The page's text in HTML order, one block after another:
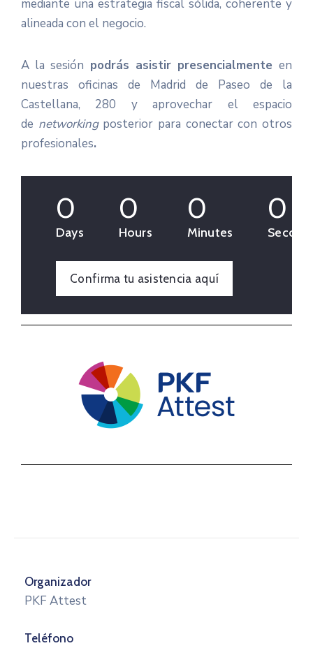
mediante una estrategia fiscal sólida, coherente y
alineada con el negocio.
A la sesión podrás asistir presencialmente en
nuestras oficinas de Madrid de Paseo de la
Castellana, 280 y aprovechar el espacio
de networkingposterior para conectar con otros
profesionales.
0
Days
0
Hours
0
Minutes
0
Confirma tu asistencia aquí
Organizador
PKF Attest
Teléfono